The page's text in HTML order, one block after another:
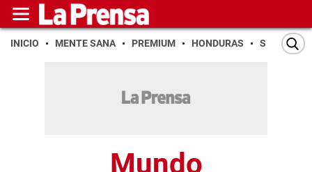
INICIO MENTE SANA PREMIUM HONDURAS SAN PEDRO
Mundo